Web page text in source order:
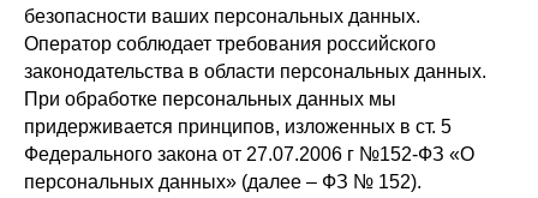
безопасности ваших персональных данных.
Оператор соблюдает требования российского
законодательства в области персональных данных.
При обработке персональных данных мы
придерживается принципов, изложенных в ст. 5
Федерального закона от 27.07.2006 г №152-ФЗ «О
персональных данных» (далее – ФЗ № 152).